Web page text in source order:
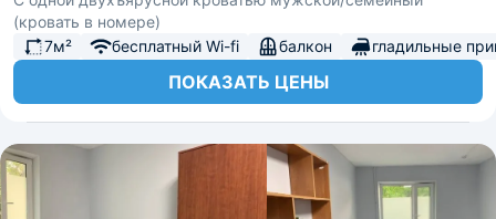
(кровать в номере)
7м²
бесплатный Wi-fi балкон гладильные
ПОКАЗАТЬ ЦЕНЫ